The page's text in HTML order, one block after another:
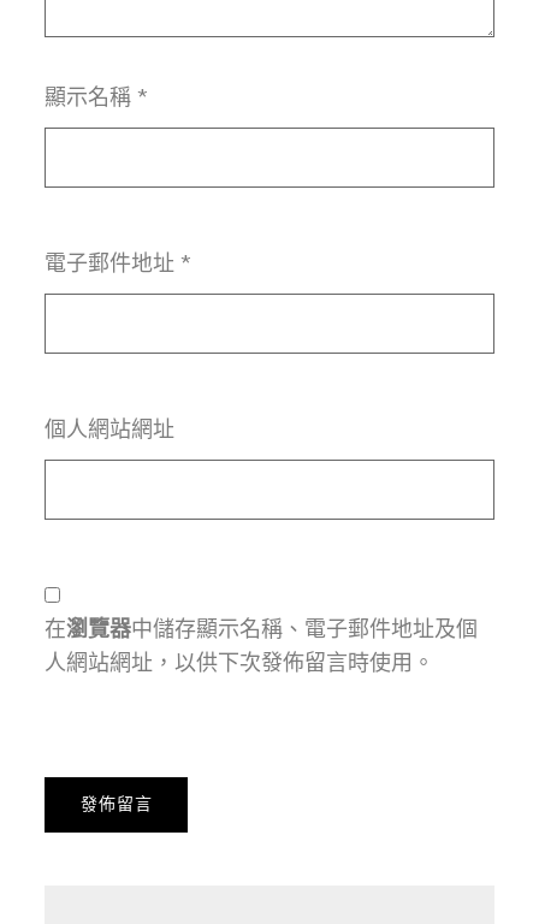
顯示名稱 *
電子郵件地址 *
個人網站網址
在瀏覽器中儲存顯示名稱、電子郵件地址及個
人網站網址，以供下次發佈留言時使用。